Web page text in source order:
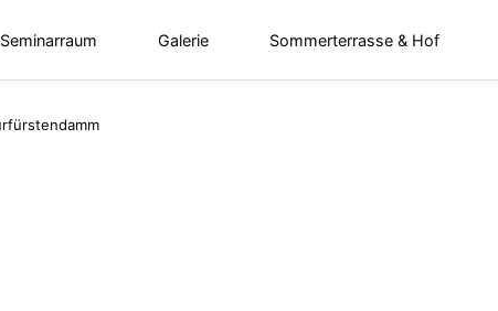
Galerie Sommerterrasse & Hof